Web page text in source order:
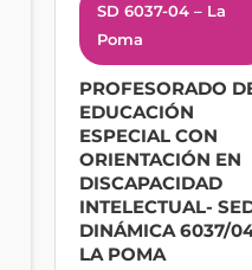
SD 6037-04 – La
Poma
PROFESORADO
EDUCACIÓN
ESPECIAL CON
ORIENTACIÓN EN
DISCAPACIDAD
INTELECTUAL-
DINÁMICA 6037/
LA POMA